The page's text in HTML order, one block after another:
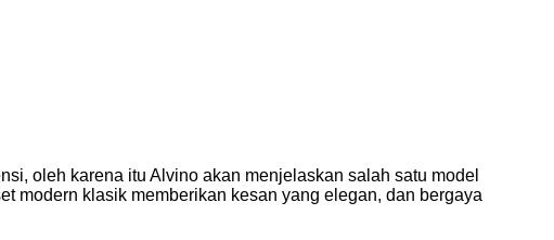
oleh karena itu Alvino akan menjelaskan salah satu model
modern klasik memberikan kesan yang elegan, dan bergaya